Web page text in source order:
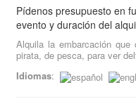
Pídenos presupuesto en
evento y duración del
Alquila la embarcación
pirata, de pesca, para ver
Idiomas: